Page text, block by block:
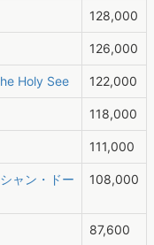
128,000
126,000
Holy See 122,000
118,000
111,000
ャン・ドー
108,000
87,600